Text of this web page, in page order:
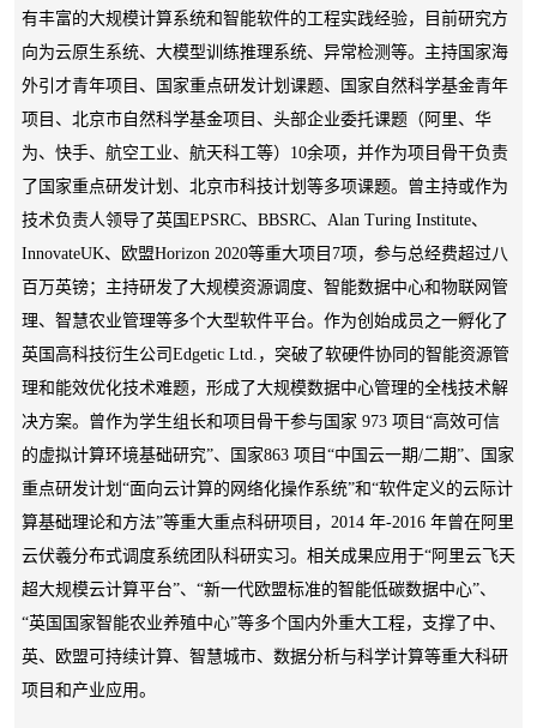
有丰富的大规模计算系统和智能软件的工程实践经验，目前研究方
向为云原生系统、大模型训练推理系统、异常检测等。主持国家海
外引才青年项目、
国家重点研发计划课题、
国家自然科学基金青年
项目、北京市自然科学基金项目、头部企业委托课题（ 阿里、华
为、快手、 航空工业、航天科工等）10余项 ，并作为项目骨干负责
了国家重点研发计划、北京市科技计划等多项课题。曾主持或作为
技术负责人领导了英国EPSRC、BBSRC、Alan Turing Institute、
InnovateUK、欧盟Horizon 2020等重大项目7项，参与总经费超过八
百万英镑；主持研发了大规模资源调度、智能数据中心和物联网管
理、智慧农业管理等多个大型软件平台。作为创始成员之一孵化了
英国高科技衍生公司Edgetic Ltd.，突破了软硬件协同的智能资源管
理和能效优化技术难题，形成了大规模数据中心管理的全栈技术解
决方案。曾作为学生组长和项目骨干参与国家 973 项目“高效可信
的虚拟计算环境基础研究”、国家863 项目“中国云一期/二期”、国家
重点研发计划“面向云计算的网络化操作系统”和“软件定义的云际计
算基础理论和方法”等重大重点科研项目，2014 年-2016 年曾在阿里
云伏羲分布式调度系统团队科研实习。相关成果应用于“阿里云飞天
超大规模云计算平台”、“新一代欧盟标准的智能低碳数据中心”、
“英国国家智能农业养殖中心”等多个国内外重大工程，支撑了中、
英、欧盟可持续计算、智慧城市、数据分析与科学计算等重大科研
项目和产业应用。